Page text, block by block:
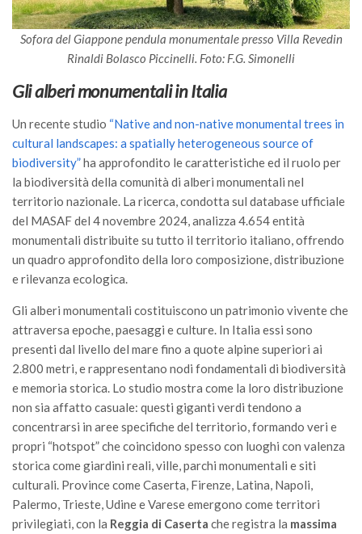
Pagina Principale
Editoriali
Pillole di Scienze Forestali
Highlights
Cartella Stampa
Comunicati
Infografiche
Video
PDF
SISEF Notebook (Rassegna Stampa)
SISEF@Facebook
@SISEF Tweets
@ForestTweeting
SISEF Publishing
Redazione SISEF.ORG
Credits
Sofora del Giappone pendula monumentale presso Villa Revedin
Rinaldi Bolasco Piccinelli. Foto: F.G. Simonelli
Gli alberi monumentali in Italia
Un recente studio “Native and non-native monumental trees in
cultural landscapes: a spatially heterogeneous source of
biodiversity”ha approfondito le caratteristiche ed il ruolo per
la biodiversità della comunità di alberi monumentali nel
territorio nazionale. La ricerca, condotta sul database ufficiale
del MASAF del 4 novembre 2024, analizza 4.654 entità
monumentali distribuite su tutto il territorio italiano, offrendo
un quadro approfondito della loro composizione, distribuzione
e rilevanza ecologica.
Gli alberi monumentali costituiscono un patrimonio vivente che
attraversa epoche, paesaggi e culture. In Italia essi sono
presenti dal livello del mare fino a quote alpine superiori ai
2.800 metri, e rappresentano nodi fondamentali di biodiversità
e memoria storica. Lo studio mostra come la loro distribuzione
non sia affatto casuale: questi giganti verdi tendono a
concentrarsi in aree specifiche del territorio, formando veri e
propri “hotspot” che coincidono spesso con luoghi con valenza
storica come giardini reali, ville, parchi monumentali e siti
culturali. Province come Caserta, Firenze, Latina, Napoli,
Palermo, Trieste, Udine e Varese emergono come territori
privilegiati, con la Reggia di Caserta che registra la massima